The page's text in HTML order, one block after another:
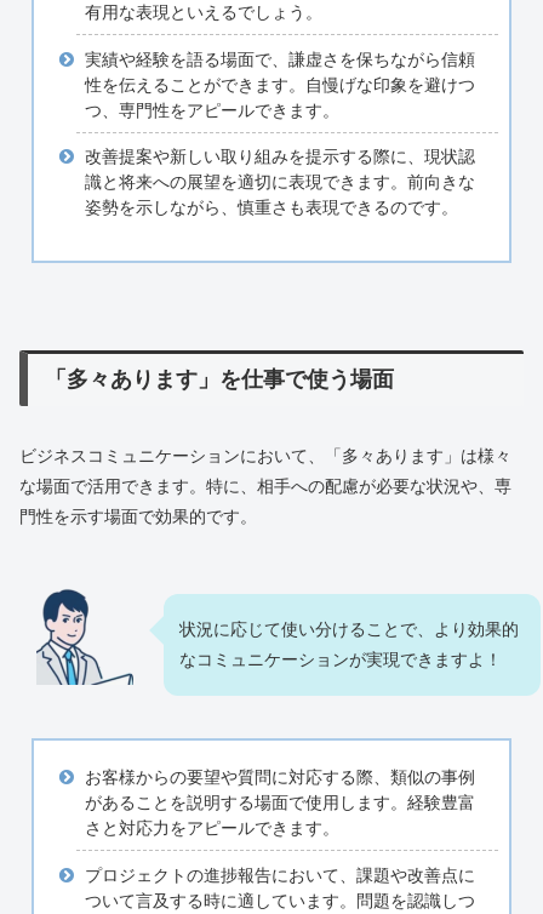
有用な表現といえるでしょう。
実績や経験を語る場面で、謙虚さを保ちながら信頼
性を伝えることができます。自慢げな印象を避けつ
つ、専門性をアピールできます。
改善提案や新しい取り組みを提示する際に、現状認
識と将来への展望を適切に表現できます。前向きな
姿勢を示しながら、慎重さも表現できるのです。
「多々あります」を仕事で使う場面
ビジネスコミュニケーションにおいて、「多々あります」は様々
な場面で活用できます。特に、相手への配慮が必要な状況や、専
門性を示す場面で効果的です。
状況に応じて使い分けることで、より効果的
なコミュニケーションが実現できますよ！
お客様からの要望や質問に対応する際、類似の事例
があることを説明する場面で使用します。経験豊富
さと対応力をアピールできます。
プロジェクトの進捗報告において、課題や改善点に
ついて言及する時に適しています。問題を認識しつ